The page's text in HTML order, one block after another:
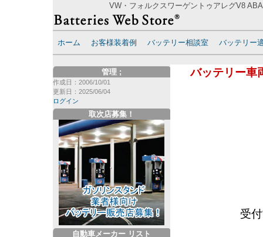
VW・フォルクスワーゲントゥアレグV8
ホーム お客様装着例 バッテリー相談室 バッテリー
バッテリー車
受
管理
作成日：2006/10/01
更新日：2025/06/04
ログイン
;
取次店募集！
自動車メーカー リスト